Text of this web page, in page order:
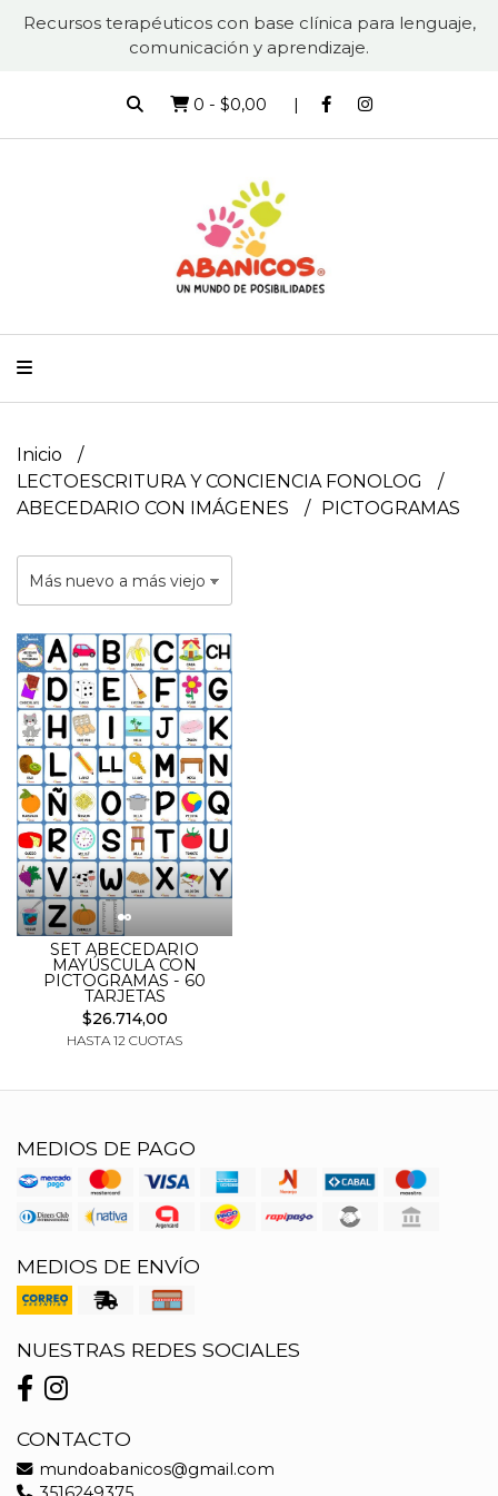
Recursos terapéuticos con base clínica para lenguaje,
comunicación y aprendizaje.
0 - $0,00
Inicio
LECTOESCRITURA Y CONCIENCIA FONOLOG
ABECEDARIO CON IMÁGENES
PICTOGRAMAS
SET ABECEDARIO
MAYÚSCULA CON
PICTOGRAMAS - 60
TARJETAS
$26.714,00
HASTA 12 CUOTAS
MEDIOS DE PAGO
MEDIOS DE ENVÍO
NUESTRAS REDES SOCIALES
CONTACTO
mundoabanicos@gmail.com